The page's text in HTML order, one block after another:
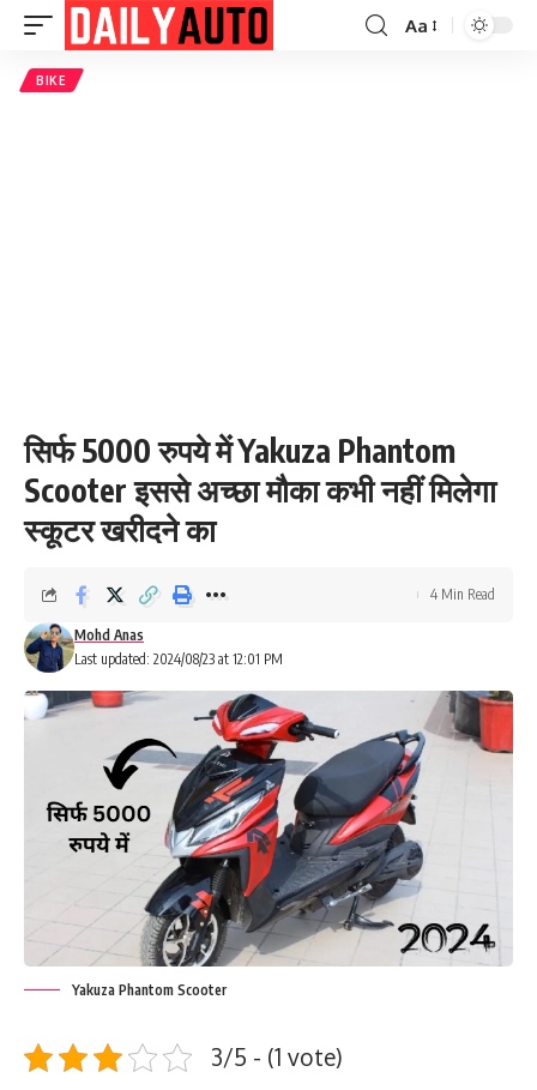
Font
Aa
BIKE
सिर्फ 5000 रुपये में Yakuza Phantom
Scooter इससे अच्छा मौका कभी नहीं मिलेगा
स्कूटर खरीदने का
Last updated: 2024/08/23 at 12:01 PM
Mohd Anas
4 Min Read
Yakuza Phantom Scooter
3/5 - (1 vote)